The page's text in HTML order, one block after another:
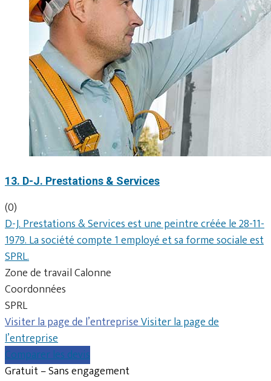
13. D-J. Prestations & Services
(0)
D-J. Prestations & Services est une peintre créée le 28-11-
1979. La société compte 1 employé et sa forme sociale est
SPRL.
Zone de travail Calonne
Coordonnées
SPRL
Visiter la page de l’entrepriseVisiter la page de
l’entreprise
Comparer les devis
Gratuit – Sans engagement